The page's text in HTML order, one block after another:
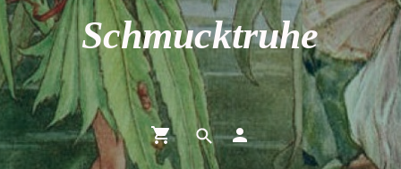
Schmucktruhe